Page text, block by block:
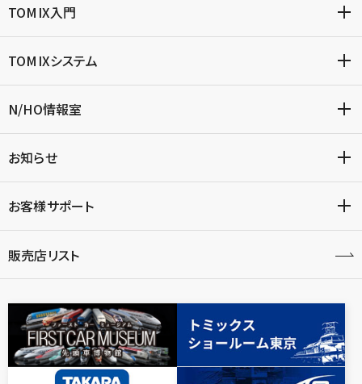
TOMIX入門
TOMIXシステム
N/HO情報室
お知らせ
お客様サポート
販売店リスト